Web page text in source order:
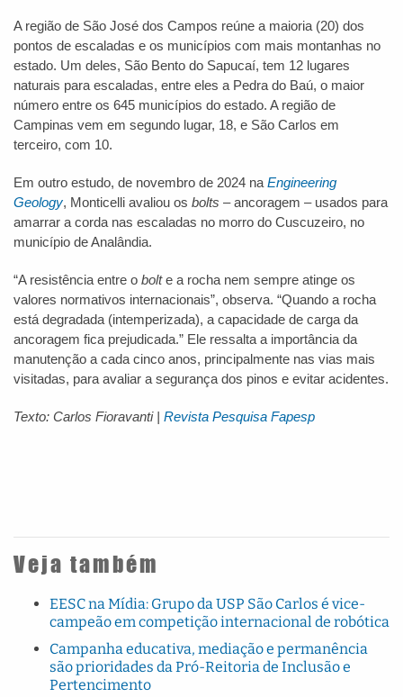
A região de São José dos Campos reúne a maioria (20) dos
pontos de escaladas e os municípios com mais montanhas no
estado. Um deles, São Bento do Sapucaí, tem 12 lugares
naturais para escaladas, entre eles a Pedra do Baú, o maior
número entre os 645 municípios do estado. A região de
Campinas vem em segundo lugar, 18, e São Carlos em
terceiro, com 10.
Em outro estudo, de novembro de 2024 na Engineering
Geology, Monticelli avaliou os bolts – ancoragem – usados para
amarrar a corda nas escaladas no morro do Cuscuzeiro, no
município de Analândia.
“A resistência entre o bolte a rocha nem sempre atinge os
valores normativos internacionais”, observa. “Quando a rocha
está degradada (intemperizada), a capacidade de carga da
ancoragem fica prejudicada.” Ele ressalta a importância da
manutenção a cada cinco anos, principalmente nas vias mais
visitadas, para avaliar a segurança dos pinos e evitar acidentes.
Texto: Carlos Fioravanti | Revista Pesquisa Fapesp
Veja também
EESC na Mídia: Grupo da USP São Carlos é vice-
campeão em competição internacional de robótica
Campanha educativa, mediação e permanência
são prioridades da Pró-Reitoria de Inclusão e
Pertencimento